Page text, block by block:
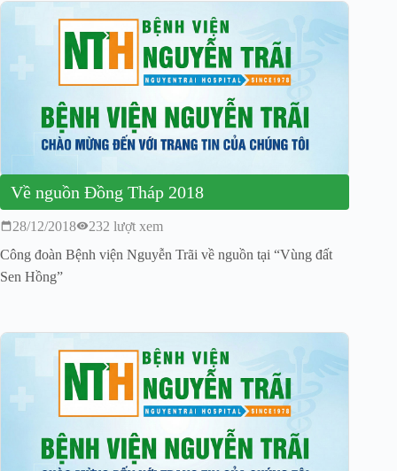
Về nguồn Đồng Tháp 2018
28/12/2018
232 lượt xem
Công đoàn Bệnh viện Nguyễn Trãi về nguồn tại “Vùng đất
Sen Hồng”